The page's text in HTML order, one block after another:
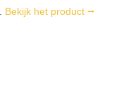
Bekijk het product ⭢